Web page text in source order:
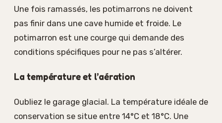
Une fois ramassés, les potimarrons ne doivent
pas finir dans une cave humide et froide. Le
potimarron est une courge qui demande des
conditions spécifiques pour ne pas s’altérer.
La température et l’aération
Oubliez le garage glacial. La température idéale de
conservation se situe entre 14°C et 18°C. Une